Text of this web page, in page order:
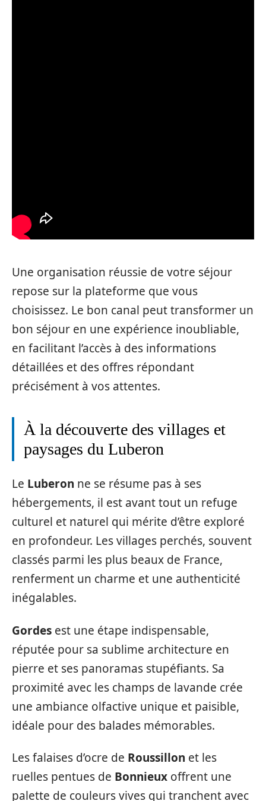
Une organisation réussie de votre séjour
repose sur la plateforme que vous
choisissez. Le bon canal peut transformer un
bon séjour en une expérience inoubliable,
en facilitant l’accès à des informations
détaillées et des offres répondant
précisément à vos attentes.
À la découverte des villages et
paysages du Luberon
Le Luberon ne se résume pas à ses
hébergements, il est avant tout un refuge
culturel et naturel qui mérite d’être exploré
en profondeur. Les villages perchés, souvent
classés parmi les plus beaux de France,
renferment un charme et une authenticité
inégalables.
Gordes est une étape indispensable,
réputée pour sa sublime architecture en
pierre et ses panoramas stupéfiants. Sa
proximité avec les champs de lavande crée
une ambiance olfactive unique et paisible,
idéale pour des balades mémorables.
Les falaises d’ocre de Roussillon et les
ruelles pentues de Bonnieux offrent une
palette de couleurs vives qui tranchent avec